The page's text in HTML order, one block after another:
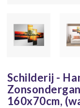
Schilderij -
160x70cm,